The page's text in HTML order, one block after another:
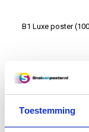
Toestemming
B1 Luxe poster
Informatie